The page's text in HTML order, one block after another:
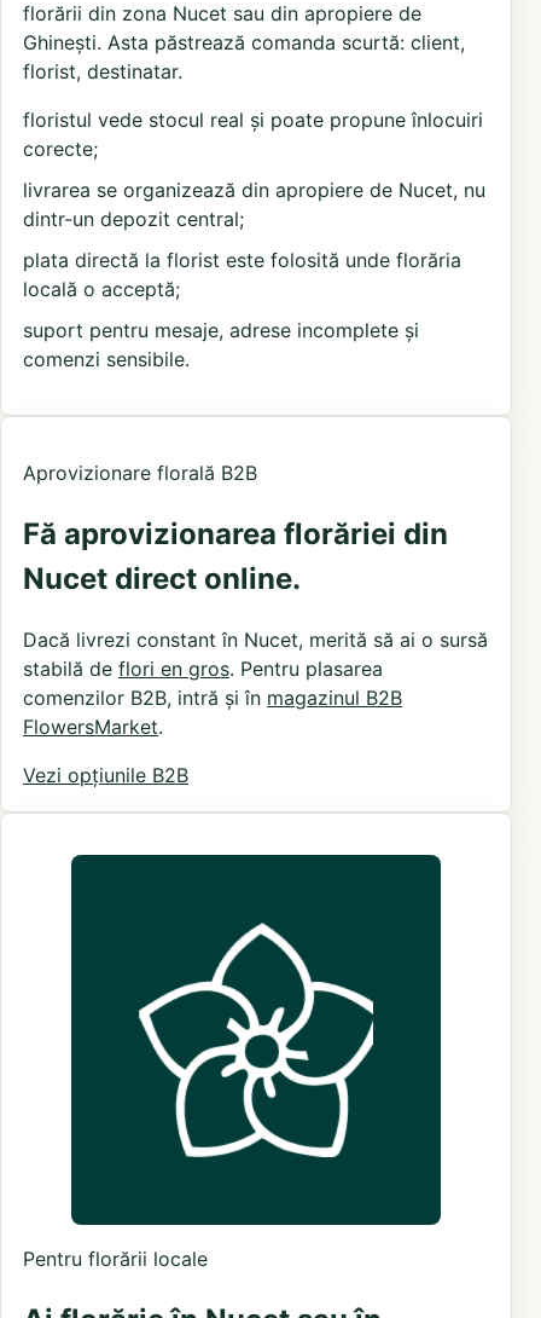
florării din zona Nucet sau din apropiere de
Ghinești. Asta păstrează comanda scurtă: client,
florist, destinatar.
floristul vede stocul real și poate propune înlocuiri
corecte;
livrarea se organizează din apropiere de Nucet, nu
dintr-un depozit central;
plata directă la florist este folosită unde florăria
locală o acceptă;
suport pentru mesaje, adrese incomplete și
comenzi sensibile.
Aprovizionare florală B2B
Fă aprovizionarea florăriei din
Nucet direct online.
Dacă livrezi constant în Nucet, merită să ai o sursă
stabilă de flori en gros. Pentru plasarea
comenzilor B2B, intră și în magazinul B2B
FlowersMarket.
Vezi opțiunile B2B
Pentru florării locale